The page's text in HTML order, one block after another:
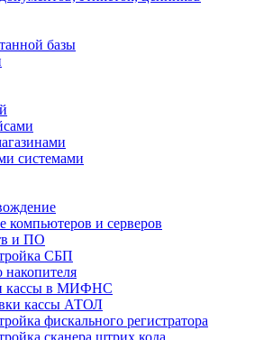
базы
системами
компьютеров и серверов
и ПО
СБП
накопителя
кассы в МИФНС
кассы АТОЛ
фискального регистратора
сканера штрих кода